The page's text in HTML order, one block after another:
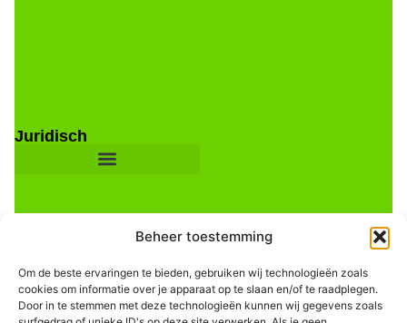
Beheer toestemming
Om de beste ervaringen te bieden, gebruiken wij technologieën zoals
cookies om informatie over je apparaat op te slaan en/of te raadplegen.
Door in te stemmen met deze technologieën kunnen wij gegevens zoals
Juridisch
Informatie